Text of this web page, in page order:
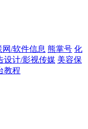
网/软件信息 熊掌号 化
设计/影视传媒 美容保
教程